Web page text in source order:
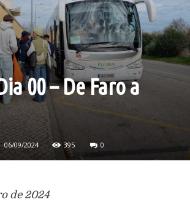
00 – De Faro a
06/09/2024 395 0
de 2024